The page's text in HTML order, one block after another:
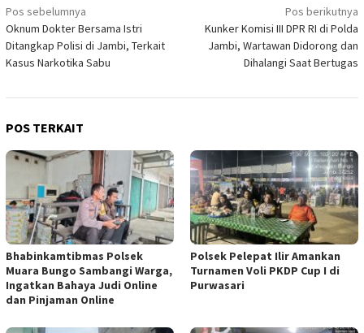
Navigasi
pos
Pos sebelumnya
Oknum Dokter Bersama Istri
Ditangkap Polisi di Jambi, Terkait
Kasus Narkotika Sabu
Pos berikutnya
Kunker Komisi III DPR RI di Polda
Jambi, Wartawan Didorong dan
Dihalangi Saat Bertugas
POS TERKAIT
Bhabinkamtibmas Polsek
Muara Bungo Sambangi Warga,
Ingatkan Bahaya Judi Online
dan Pinjaman Online
Polsek Pelepat Ilir Amankan
Turnamen Voli PKDP Cup I di
Purwasari